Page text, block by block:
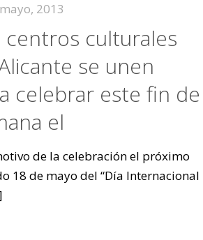
2013
centros culturales
se unen
celebrar este fin de
el
de la celebración el próximo
18 de mayo del “Día Internacional